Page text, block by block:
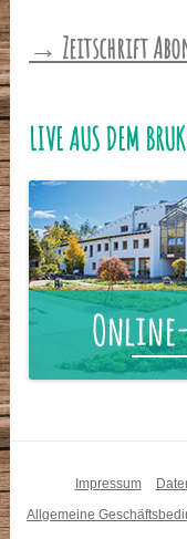
→ Zeitschrift
LIVE AUS DEM
Impressum
Allgemeine